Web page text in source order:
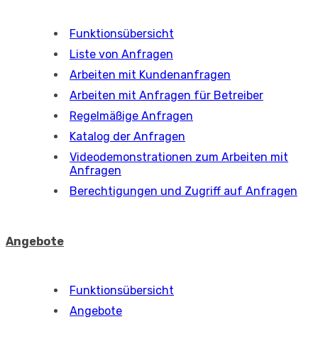
Funktionsübersicht
Liste von Anfragen
Arbeiten mit Kundenanfragen
Arbeiten mit Anfragen für Betreiber
Regelmäßige Anfragen
Katalog der Anfragen
Videodemonstrationen zum Arbeiten mit
Anfragen
Berechtigungen und Zugriff auf Anfragen
Angebote
Funktionsübersicht
Angebote